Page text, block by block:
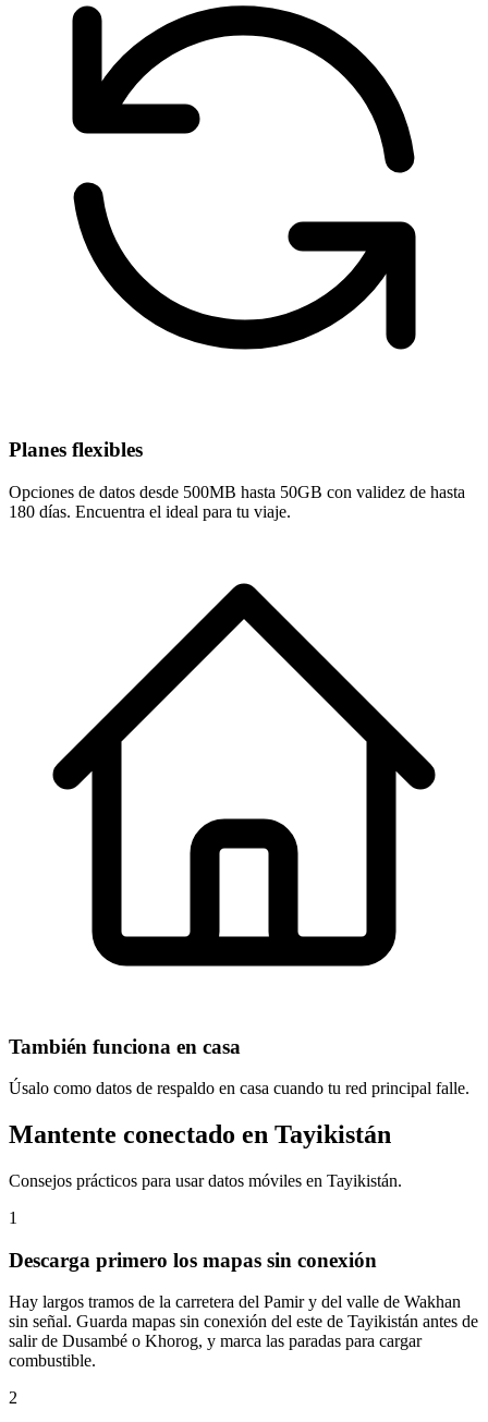
Planes flexibles
Opciones de datos desde 500MB hasta 50GB con validez de hasta
180 días. Encuentra el ideal para tu viaje.
También funciona en casa
Úsalo como datos de respaldo en casa cuando tu red principal falle.
Mantente conectado en Tayikistán
Consejos prácticos para usar datos móviles en Tayikistán.
1
Descarga primero los mapas sin conexión
Hay largos tramos de la carretera del Pamir y del valle de Wakhan
sin señal. Guarda mapas sin conexión del este de Tayikistán antes de
salir de Dusambé o Khorog, y marca las paradas para cargar
combustible.
2